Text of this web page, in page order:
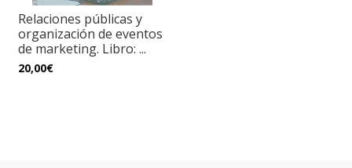
Relaciones públicas y
organización de eventos
de marketing. Libro: ...
20,00€